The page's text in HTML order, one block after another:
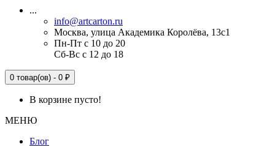
...
info@artcarton.ru
Москва, улица Академика Королёва, 13с1
Пн-Пт с 10 до 20
Сб-Вс с 12 до 18
0 товар(ов) - 0 ₽
В корзине пусто!
МЕНЮ
Блог